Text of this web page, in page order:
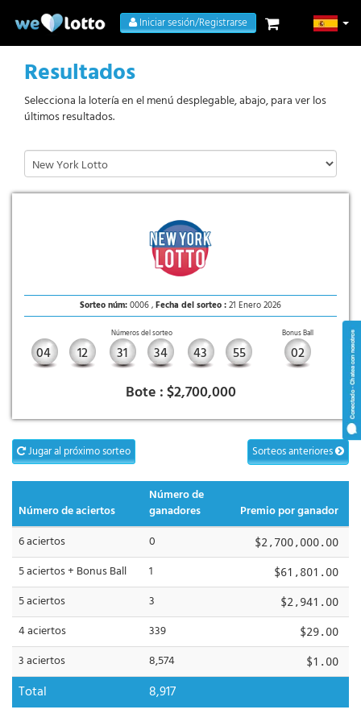
Iniciar sesión/Registrarse
Resultados
Selecciona la lotería en el menú desplegable, abajo, para ver los
últimos resultados.
Sorteo núm:0006 ,Fecha del sorteo :21 Enero 2026
Números del sorteo Bonus Ball
04 12 31 34 43 55 02
Bote :$2,700,000
Jugar al próximo sorteo Sorteos anteriores
Número de aciertos
Número de
ganadores
Premio por ganador
6 aciertos
0 $2,700,000.00
5 aciertos + Bonus Ball 1 $61,801.00
5 aciertos 3 $2,941.00
4 aciertos 339 $29.00
3 aciertos 8,574 $1.00
Total 8,917